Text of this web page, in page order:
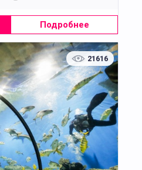
Подробнее
21616